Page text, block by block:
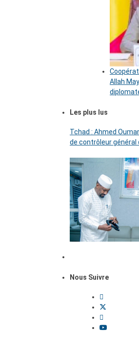
Allah
Les plus lus
Tchad : Ahmed
de contrôleur général
Nous Suivre